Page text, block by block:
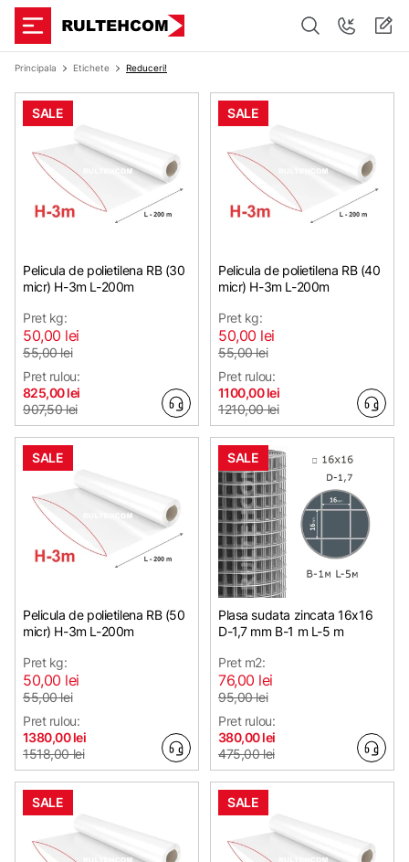
Principala Etichete Reduceri!
SALE
Pelicula de polietilena RB (30
micr) H-3m L-200m
Pret kg:
50,00 lei
55,00 lei
Pret rulou:
825,00 lei
907,50 lei
SALE
Pelicula de polietilena RB (40
micr) H-3m L-200m
Pret kg:
50,00 lei
55,00 lei
Pret rulou:
1100,00 lei
1210,00 lei
SALE
Pelicula de polietilena RB (50
micr) H-3m L-200m
Pret kg:
50,00 lei
55,00 lei
Pret rulou:
1380,00 lei
1518,00 lei
SALE
Plasa sudata zincata 16х16
D-1,7 mm B-1 m L-5 m
Pret m2:
76,00 lei
95,00 lei
Pret rulou:
380,00 lei
475,00 lei
SALE SALE